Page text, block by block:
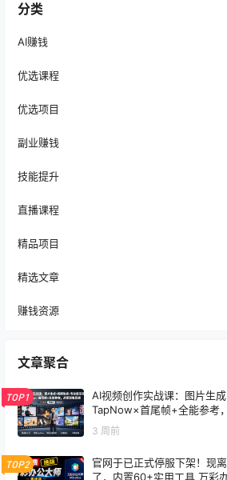
分类
AI赚钱
优选课程
优选项目
副业赚钱
技能提升
直播课程
精品项目
精选文章
赚钱资源
文章聚合
TOP1
AI视频创作实战课：图片生
TapNow×首尾帧+全能参考
3 周前
TOP2
官网于已正式停服下架！现
了，内置60+实用工具 万彩